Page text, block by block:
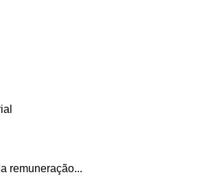
remuneração...